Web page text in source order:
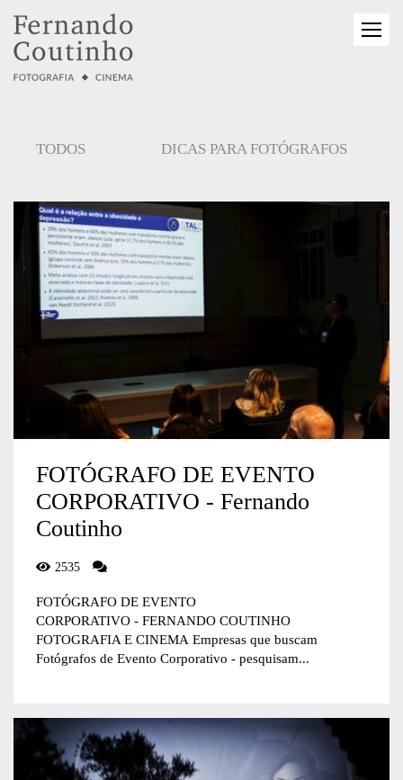
TODOS DICAS PARA FOTÓGRAFOS
FOTÓGRAFO DE EVENTO
CORPORATIVO - Fernando
Coutinho
2535
FOTÓGRAFO DE EVENTO
CORPORATIVO - FERNANDO COUTINHO
FOTOGRAFIA E CINEMA Empresas que buscam
Fotógrafos de Evento Corporativo - pesquisam...